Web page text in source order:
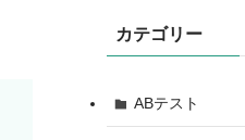
カテゴリー
ABテスト